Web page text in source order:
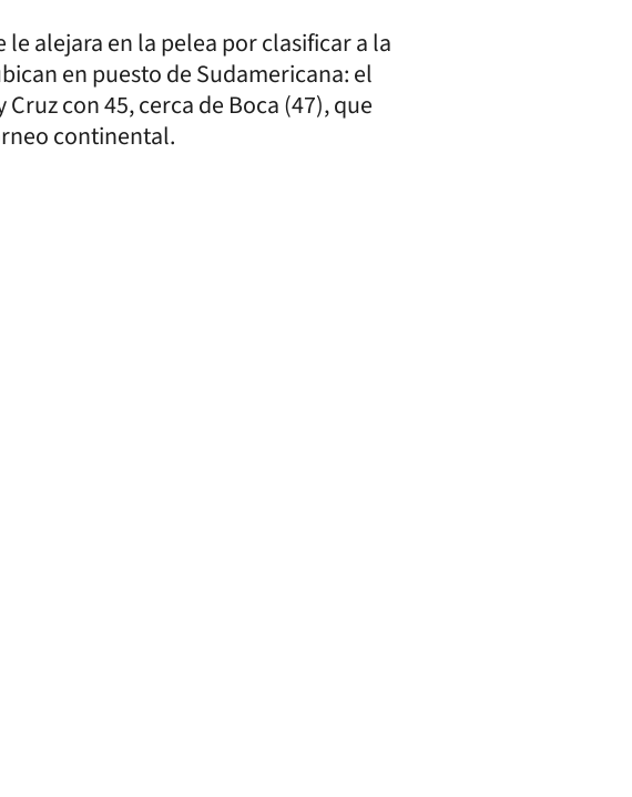
alejara en la pelea por clasificar a la
en puesto de Sudamericana: el
con 45, cerca de Boca (47), que
continental.